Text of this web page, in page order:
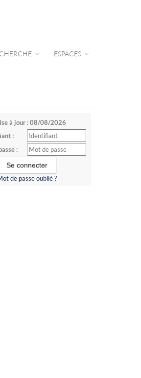
ESPACES
à jour : 08/08/2026
:
:
de passe oublié ?